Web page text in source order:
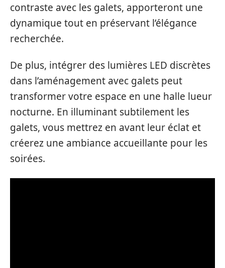
contraste avec les galets, apporteront une
dynamique tout en préservant l’élégance
recherchée.
De plus, intégrer des lumières LED discrètes
dans l’aménagement avec galets peut
transformer votre espace en une halle lueur
nocturne. En illuminant subtilement les
galets, vous mettrez en avant leur éclat et
créerez une ambiance accueillante pour les
soirées.